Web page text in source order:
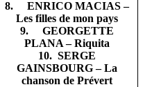
8. ENRICO MACIAS –
Les filles de mon pays
9. GEORGETTE
PLANA – Riquita
10. SERGE
GAINSBOURG – La
chanson de Prévert